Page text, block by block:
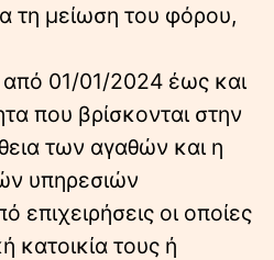
τη μείωση του φόρου,
από 01/01/2024 έως και
που βρίσκονται στην
των αγαθών και η
υπηρεσιών
επιχειρήσεις οι οποίες
κατοικία τους ή